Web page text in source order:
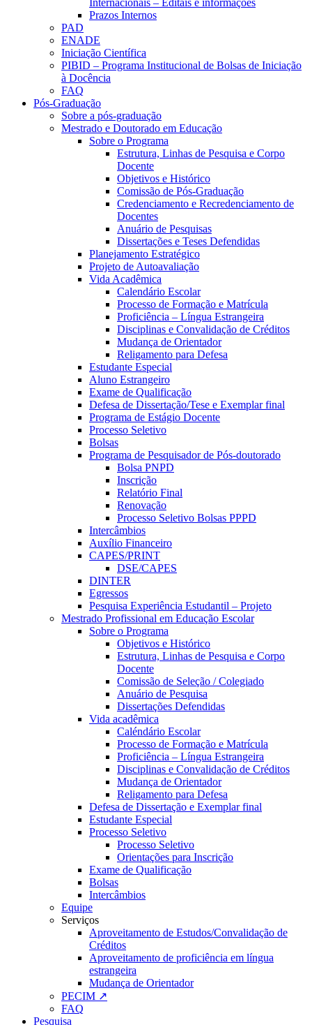
Internacionais – Editais e informações
Prazos Internos
PAD
ENADE
Iniciação Científica
PIBID – Programa Institucional de Bolsas de Iniciação
à Docência
FAQ
Pós-Graduação
Sobre a pós-graduação
Mestrado e Doutorado em Educação
Sobre o Programa
Estrutura, Linhas de Pesquisa e Corpo
Docente
Objetivos e Histórico
Comissão de Pós-Graduação
Credenciamento e Recredenciamento de
Docentes
Anuário de Pesquisas
Dissertações e Teses Defendidas
Planejamento Estratégico
Projeto de Autoavaliação
Vida Acadêmica
Calendário Escolar
Processo de Formação e Matrícula
Proficiência – Língua Estrangeira
Disciplinas e Convalidação de Créditos
Mudança de Orientador
Religamento para Defesa
Estudante Especial
Aluno Estrangeiro
Exame de Qualificação
Defesa de Dissertação/Tese e Exemplar final
Programa de Estágio Docente
Processo Seletivo
Bolsas
Programa de Pesquisador de Pós-doutorado
Bolsa PNPD
Inscrição
Relatório Final
Renovação
Processo Seletivo Bolsas PPPD
Intercâmbios
Auxílio Financeiro
CAPES/PRINT
DSE/CAPES
DINTER
Egressos
Pesquisa Experiência Estudantil – Projeto
Mestrado Profissional em Educação Escolar
Sobre o Programa
Objetivos e Histórico
Estrutura, Linhas de Pesquisa e Corpo
Docente
Comissão de Seleção / Colegiado
Anuário de Pesquisa
Dissertações Defendidas
Vida acadêmica
Caléndário Escolar
Processo de Formação e Matrícula
Proficiência – Língua Estrangeira
Disciplinas e Convalidação de Créditos
Mudança de Orientador
Religamento para Defesa
Defesa de Dissertação e Exemplar final
Estudante Especial
Processo Seletivo
Processo Seletivo
Orientações para Inscrição
Exame de Qualificação
Bolsas
Intercâmbios
Equipe
Serviços
Aproveitamento de Estudos/Convalidação de
Créditos
Aproveitamento de proficiência em língua
estrangeira
Mudança de Orientador
PECIM ↗
FAQ
Pesquisa